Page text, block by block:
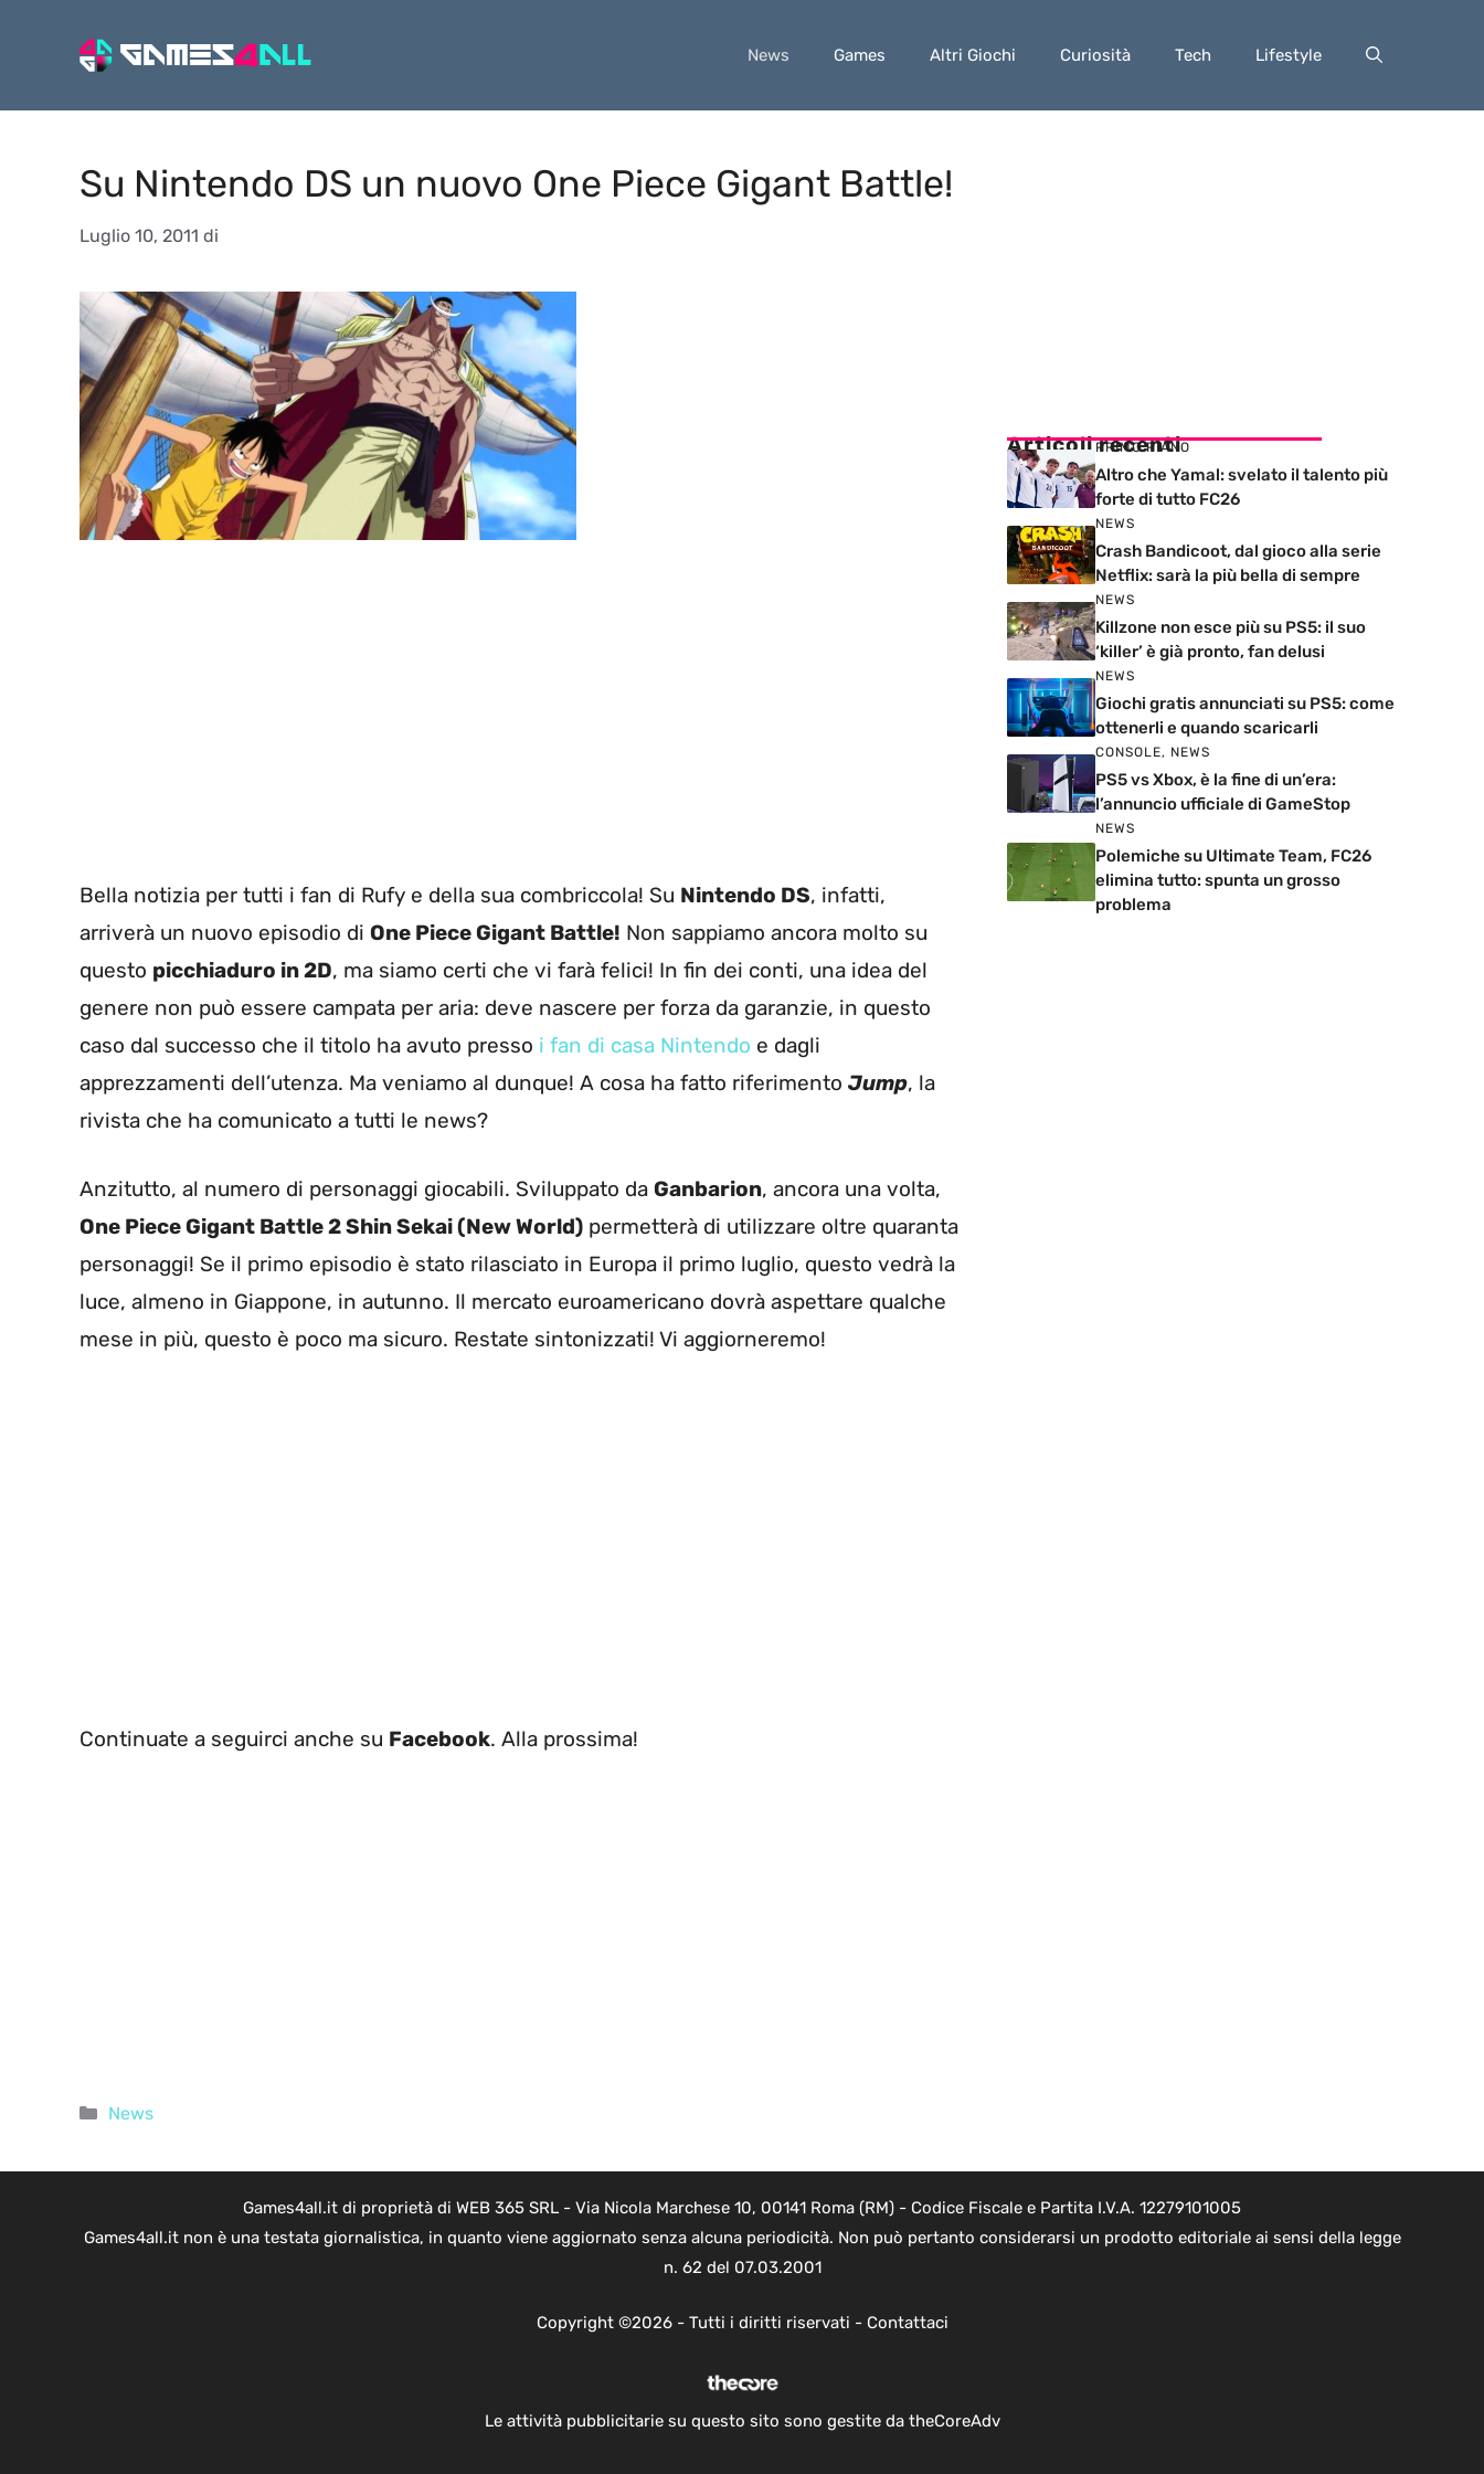
News Games Altri Giochi Curiosità Tech Lifestyle
Su Nintendo DS un nuovo One Piece Gigant Battle!
Luglio 10, 2011 di
Bella notizia per tutti i fan di Rufy e della sua combriccola! Su Nintendo DS, infatti,
arriverà un nuovo episodio di One Piece Gigant Battle! Non sappiamo ancora molto su
questo picchiaduro in 2D, ma siamo certi che vi farà felici! In fin dei conti, una idea del
genere non può essere campata per aria: deve nascere per forza da garanzie, in questo
caso dal successo che il titolo ha avuto presso i fan di casa Nintendo e dagli
apprezzamenti dell’utenza. Ma veniamo al dunque! A cosa ha fatto riferimento Jump, la
rivista che ha comunicato a tutti le news?
Anzitutto, al numero di personaggi giocabili. Sviluppato da Ganbarion, ancora una volta,
One Piece Gigant Battle 2 Shin Sekai (New World) permetterà di utilizzare oltre quaranta
personaggi! Se il primo episodio è stato rilasciato in Europa il primo luglio, questo vedrà la
luce, almeno in Giappone, in autunno. Il mercato euroamericano dovrà aspettare qualche
mese in più, questo è poco ma sicuro. Restate sintonizzati! Vi aggiorneremo!
Continuate a seguirci anche su Facebook. Alla prossima!
Categorie
News
Articoli recenti
PRIMO PIANO
Altro che Yamal: svelato il talento più
forte di tutto FC26
NEWS
Crash Bandicoot, dal gioco alla serie
Netflix: sarà la più bella di sempre
NEWS
Killzone non esce più su PS5: il suo
‘killer’ è già pronto, fan delusi
NEWS
Giochi gratis annunciati su PS5: come
ottenerli e quando scaricarli
CONSOLE, NEWS
PS5 vs Xbox, è la fine di un’era:
l’annuncio ufficiale di GameStop
NEWS
Polemiche su Ultimate Team, FC26
elimina tutto: spunta un grosso
problema
Games4all.it di proprietà di WEB 365 SRL - Via Nicola Marchese 10, 00141 Roma (RM) - Codice Fiscale e Partita I.V.A. 12279101005
Games4all.it non è una testata giornalistica, in quanto viene aggiornato senza alcuna periodicità. Non può pertanto considerarsi un prodotto editoriale ai sensi della legge
n. 62 del 07.03.2001
Copyright ©2026 - Tutti i diritti riservati - Contattaci
Le attività pubblicitarie su questo sito sono gestite da theCoreAdv